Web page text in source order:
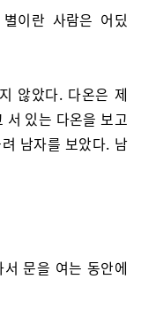
이란 사람은 어딨
않았다. 다온은 제
서 있는 다온을 보고
남자를 보았다. 남
문을 여는 동안에